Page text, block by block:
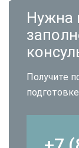
Нужна
Получите